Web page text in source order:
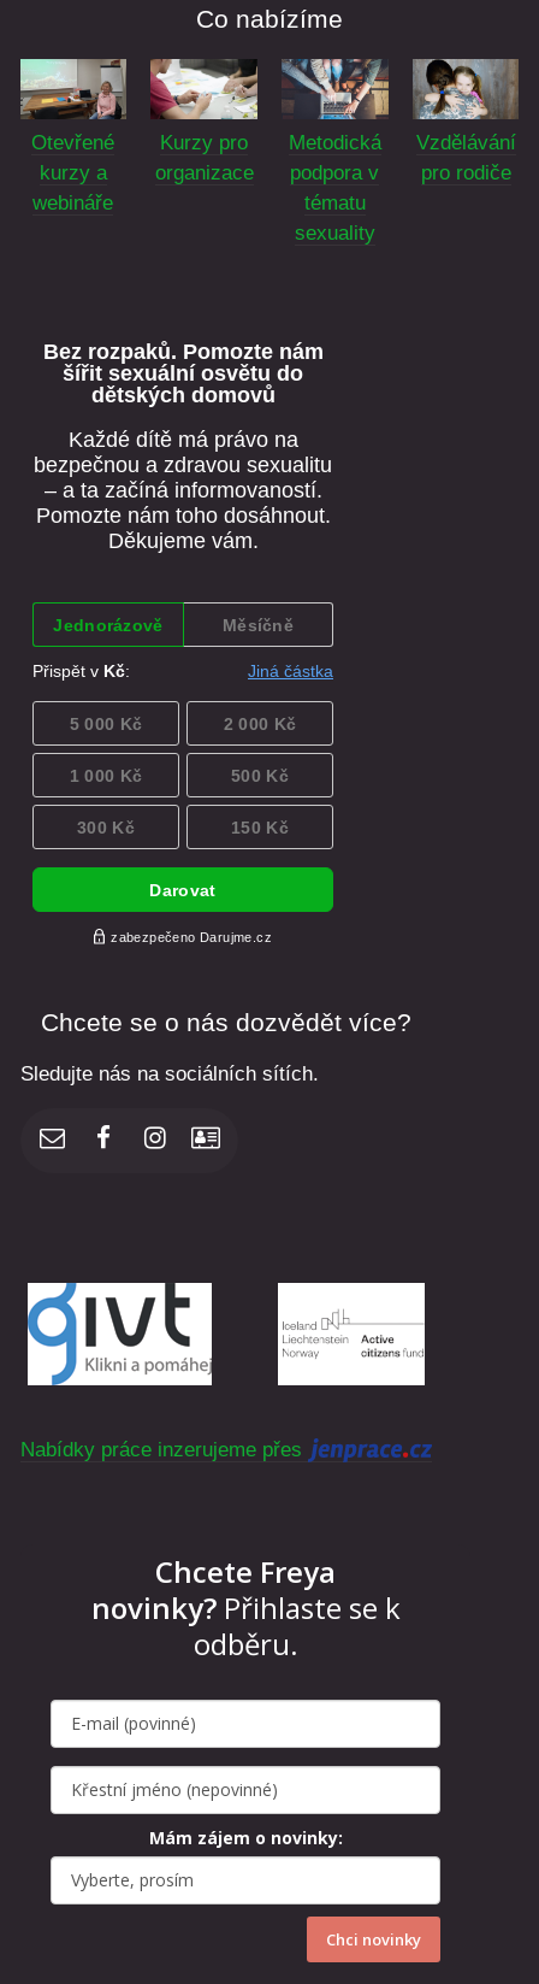
Co nabízíme
Otevřené
kurzy a
webináře
Kurzy pro
organizace
Metodická
podpora v
tématu
sexuality
Vzdělávání
pro rodiče
Chcete se o nás dozvědět více?
Sledujte nás na sociálních sítích.
Nabídky práce inzerujeme přes
Chcete Freya
novinky? Přihlaste se k
odběru.
Mám zájem o novinky:
Chci novinky